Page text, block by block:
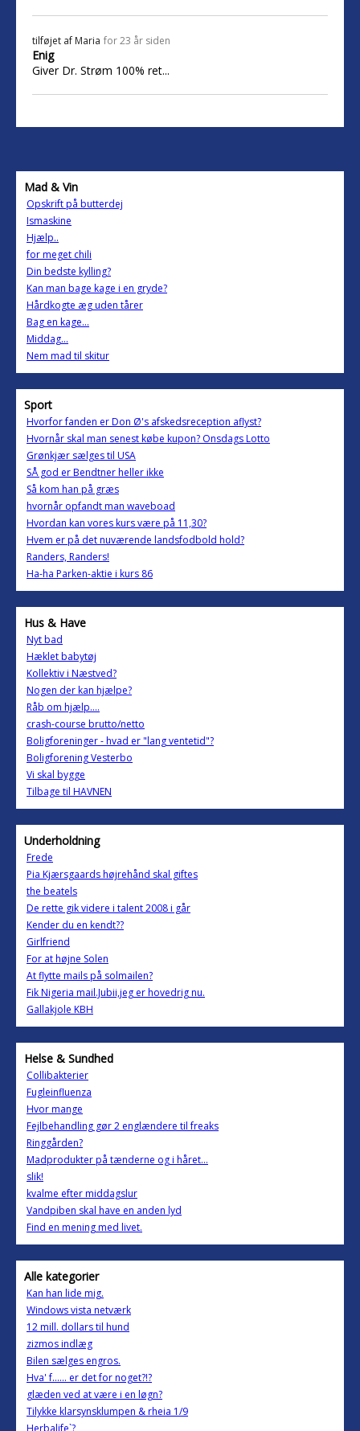
tilføjet af Maria for 23 år siden
Enig
Giver Dr. Strøm 100% ret...
Mad & Vin
Opskrift på butterdej
Ismaskine
Hjælp..
for meget chili
Din bedste kylling?
Kan man bage kage i en gryde?
Hårdkogte æg uden tårer
Bag en kage...
Middag...
Nem mad til skitur
Sport
Hvorfor fanden er Don Ø's afskedsreception aflyst?
Hvornår skal man senest købe kupon? Onsdags Lotto
Grønkjær sælges til USA
SÅ god er Bendtner heller ikke
Så kom han på græs
hvornår opfandt man waveboad
Hvordan kan vores kurs være på 11,30?
Hvem er på det nuværende landsfodbold hold?
Randers, Randers!
Ha-ha Parken-aktie i kurs 86
Hus & Have
Nyt bad
Hæklet babytøj
Kollektiv i Næstved?
Nogen der kan hjælpe?
Råb om hjælp....
crash-course brutto/netto
Boligforeninger - hvad er "lang ventetid"?
Boligforening Vesterbo
Vi skal bygge
Tilbage til HAVNEN
Underholdning
Frede
Pia Kjærsgaards højrehånd skal giftes
the beatels
De rette gik videre i talent 2008 i går
Kender du en kendt??
Girlfriend
For at højne Solen
At flytte mails på solmailen?
Fik Nigeria mail.Jubii,jeg er hovedrig nu.
Gallakjole KBH
Helse & Sundhed
Collibakterier
Fugleinfluenza
Hvor mange
Fejlbehandling gør 2 englændere til freaks
Ringgården?
Madprodukter på tænderne og i håret...
slik!
kvalme efter middagslur
Vandpiben skal have en anden lyd
Find en mening med livet.
Alle kategorier
Kan han lide mig.
Windows vista netværk
12 mill. dollars til hund
zizmos indlæg
Bilen sælges engros.
Hva' f...... er det for noget?!?
glæden ved at være i en løgn?
Tilykke klarsynsklumpen & rheia 1/9
Herbalife`?